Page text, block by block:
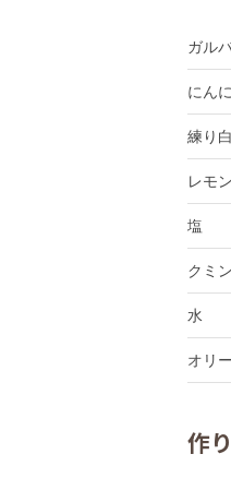
ガル
にん
練り
レモ
塩
クミ
水
オリ
作